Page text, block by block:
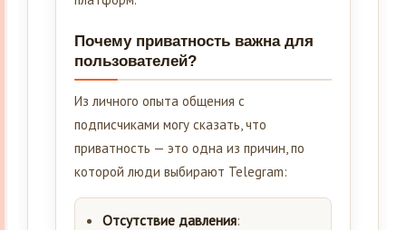
Почему приватность важна для
пользователей?
Из личного опыта общения с
подписчиками могу сказать, что
приватность — это одна из причин, по
которой люди выбирают Telegram:
Отсутствие давления: